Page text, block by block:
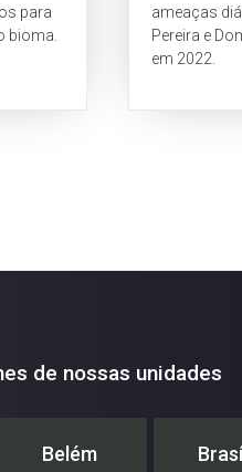
para
bioma.
ameaças
Pereira e
em 2022.
de nossas unidades
Belém